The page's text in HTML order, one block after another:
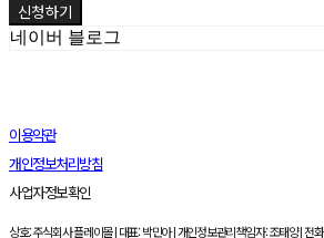
신청하기
네이버 블로그
이용약관
개인정보처리방침
사업자정보확인
상호: 주식회사 플레이몰 | 대표: 박민아 | 개인정보관리책임자: 조태양 | 전